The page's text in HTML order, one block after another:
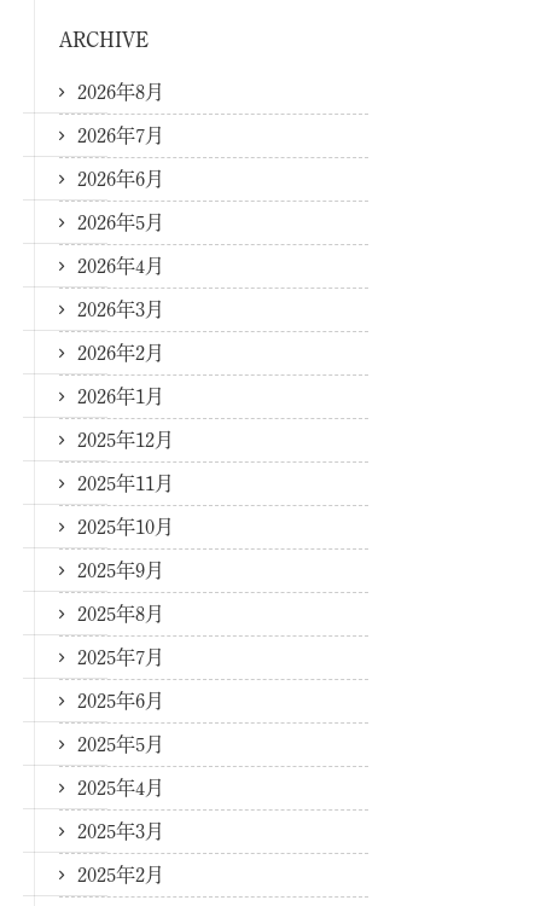
ARCHIVE
2026年8月
2026年7月
2026年6月
2026年5月
2026年4月
2026年3月
2026年2月
2026年1月
2025年12月
2025年11月
2025年10月
2025年9月
2025年8月
2025年7月
2025年6月
2025年5月
2025年4月
2025年3月
2025年2月